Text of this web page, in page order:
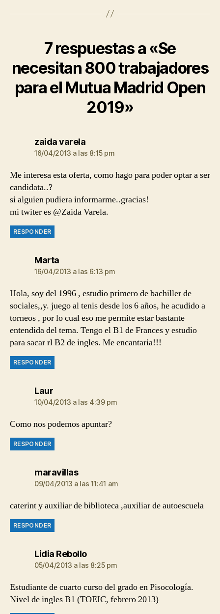
7 respuestas a «Se
necesitan 800 trabajadores
para el Mutua Madrid Open
2019»
zaida vareladice:
16/04/2013 a las 8:15 pm
Me interesa esta oferta, como hago para poder optar a ser
candidata..?
si alguien pudiera informarme..gracias!
mi twiter es @Zaida Varela.
RESPONDER
Martadice:
16/04/2013 a las 6:13 pm
Hola, soy del 1996 , estudio primero de bachiller de
sociales,,y. juego al tenis desde los 6 años, he acudido a
torneos , por lo cual eso me permite estar bastante
entendida del tema. Tengo el B1 de Frances y estudio
para sacar rl B2 de ingles. Me encantaria!!!
RESPONDER
Laurdice:
10/04/2013 a las 4:39 pm
Como nos podemos apuntar?
RESPONDER
maravillasdice:
09/04/2013 a las 11:41 am
caterint y auxiliar de biblioteca ,auxiliar de autoescuela
RESPONDER
Lidia Rebollodice:
05/04/2013 a las 8:25 pm
Estudiante de cuarto curso del grado en Pisocología.
Nivel de ingles B1 (TOEIC, febrero 2013)